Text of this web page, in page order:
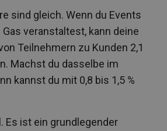
sind gleich. Wenn du Events
veranstaltest, kann deine
Teilnehmern zu Kunden 2,1
Machst du dasselbe im
kannst du mit 0,8 bis 1,5 %
Es ist ein grundlegender